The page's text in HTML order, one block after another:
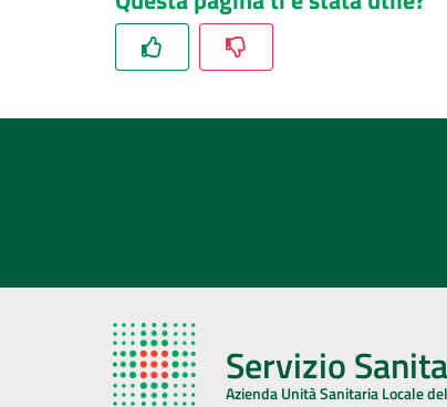
Servizio
Azienda Unità Sanitaria Locale